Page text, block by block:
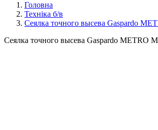
Головна
Техніка б/в
Сеялка точного высева Gaspardo
Сеялка точного высева Gaspardo METRO